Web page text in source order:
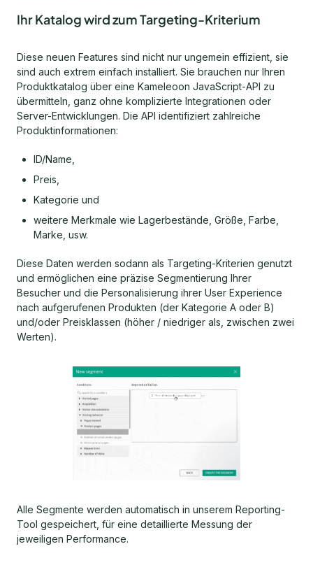
Ihr Katalog wird zum Targeting-Kriterium
Diese neuen Features sind nicht nur ungemein effizient, sie
sind auch extrem einfach installiert. Sie brauchen nur Ihren
Produktkatalog über eine Kameleoon JavaScript-API zu
übermitteln, ganz ohne komplizierte Integrationen oder
Server-Entwicklungen. Die API identifiziert zahlreiche
Produktinformationen:
ID/Name,
Preis,
Kategorie und
weitere Merkmale wie Lagerbestände, Größe, Farbe,
Marke, usw.
Diese Daten werden sodann als Targeting-Kriterien genutzt
und ermöglichen eine präzise Segmentierung Ihrer
Besucher und die Personalisierung ihrer User Experience
nach aufgerufenen Produkten (der Kategorie A oder B)
und/oder Preisklassen (höher / niedriger als, zwischen zwei
Werten).
Alle Segmente werden automatisch in unserem Reporting-
Tool gespeichert, für eine detaillierte Messung der
jeweiligen Performance.